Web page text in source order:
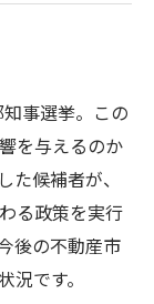
事選挙。この
を与えるのか
候補者が、
る政策を実行
後の不動産市
です。